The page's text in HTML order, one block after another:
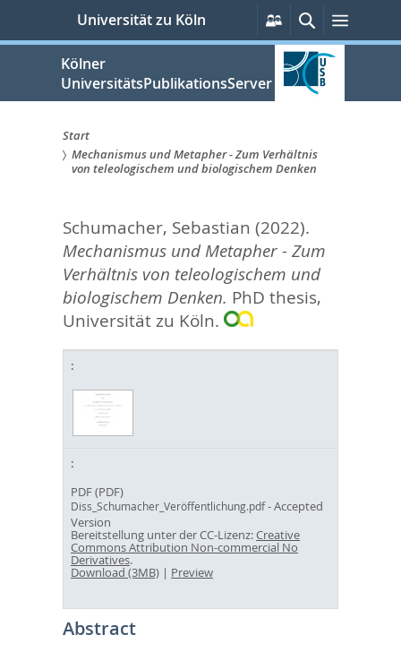
springen
Universität zu Köln
Persönliche
Services
Suche
Kölner
UniversitätsPublikationsServer
Sie
hier:
Start
Mechanismus und Metapher - Zum Verhältnis
von teleologischem und biologischem Denken
Schumacher, Sebastian (2022).
Mechanismus und Metapher - Zum
Verhältnis von teleologischem und
biologischem Denken. PhD thesis,
Universität zu Köln.
PDF (PDF)
Diss_Schumacher_Veröffentlichung.pdf- Accepted
Version
Bereitstellung unter der CC-Lizenz:Creative
Commons Attribution Non-commercial No
Derivatives.
Download (3MB) | Preview
Abstract